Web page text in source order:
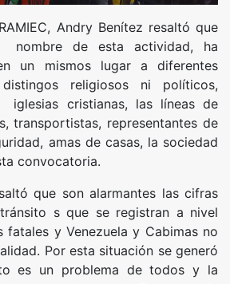
Andry Benítez resaltó que
nombre de esta actividad, ha
un mismos lugar a diferentes
religiosos ni políticos,
iglesias cristianas, las líneas de
transportistas, representantes de
amas de casas, la sociedad
convocatoria.
que son alarmantes las cifras
s que se registran a nivel
fatales y Venezuela y Cabimas no
Por esta situación se generó
es un problema de todos y la